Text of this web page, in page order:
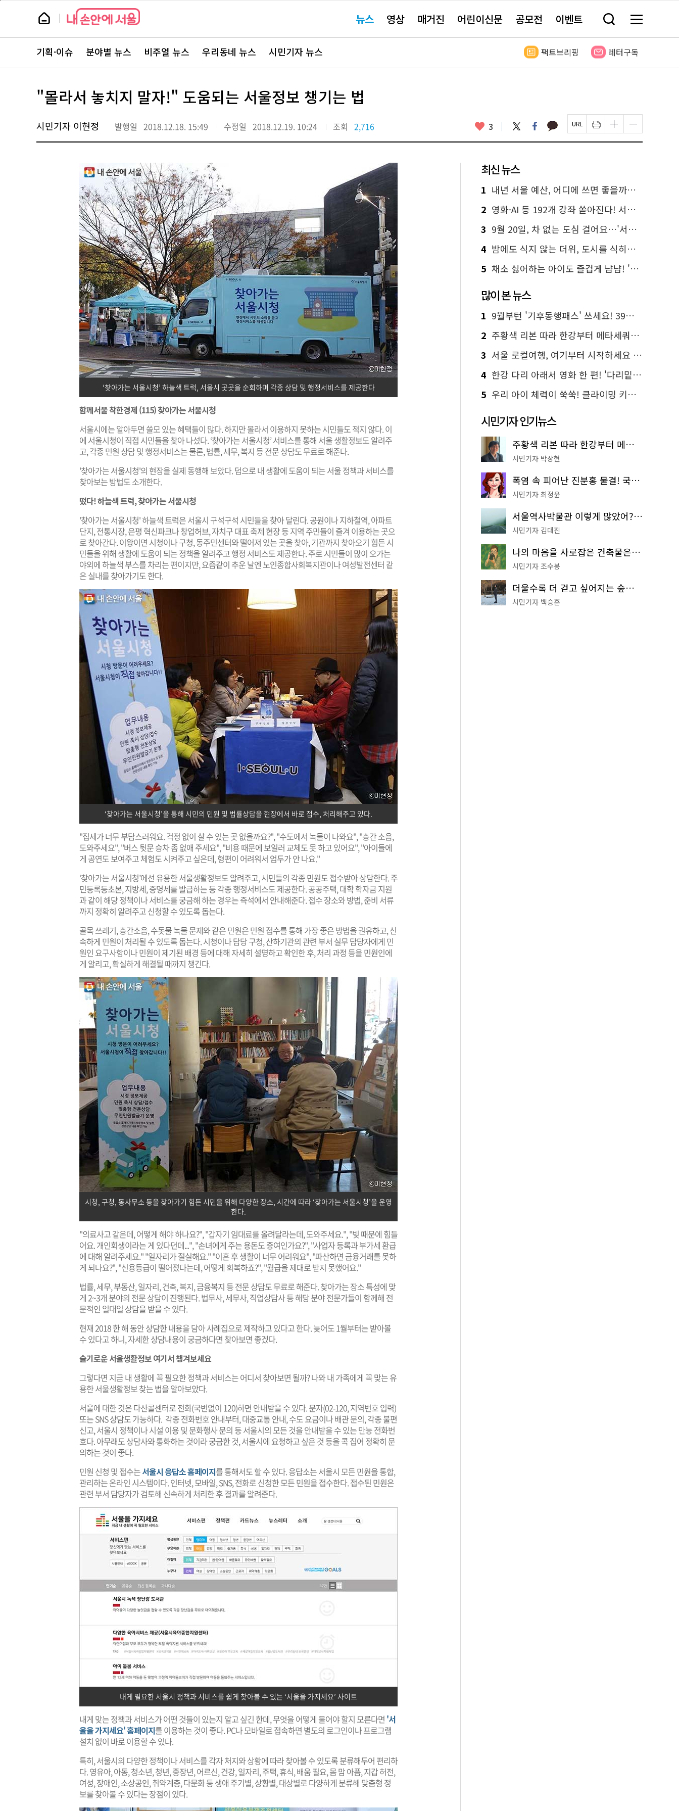
본
뉴
스 요뉴스 영상 매거진 어린이신문 공모전 이벤트 검
창
기
메
전
보
뉴
스
주
서
바
기획·이슈 분야별 뉴스 비주얼 뉴스 우리동네 뉴스 시민기자 뉴스 팩트브리핑 레터구독
"몰라서 놓치지 말자!" 도움되는 서울정보 챙기는 법
시민기자 이현정 발행일 2018.12.18. 15:49 수정일 2018.12.19. 10:24 조회 2,716 좋
요
3 트
위
터
페
이
스
카
카 페
이
지
인
쇄
하
글
자
크
하
기
글
자
크
하
‘찾아가는 서울시청’ 하늘색 트럭, 서울시 곳곳을 순회하며 각종 상담 및 행정서비스를 제공한다
함께서울 착한경제 (115) 찾아가는 서울시청
서울시에는 알아두면 쓸모 있는 혜택들이 많다. 하지만 몰라서 이용하지 못하는 시민들도 적지 않다. 이
에 서울시청이 직접 시민들을 찾아 나섰다. ‘찾아가는 서울시청’ 서비스를 통해 서울 생활정보도 알려주
고, 각종 민원 상담 및 행정서비스는 물론, 법률, 세무, 복지 등 전문 상담도 무료로 해준다.
'찾아가는 서울시청'의 현장을 실제 동행해 보았다. 덤으로 내 생활에 도움이 되는 서울 정책과 서비스를
찾아보는 방법도 소개한다.
​떴다! 하늘색 트럭, 찾아가는 서울시청​
'찾아가는 서울시청' 하늘색 트럭은 서울시 구석구석 시민들을 찾아 달린다. 공원이나 지하철역, 아파트
단지, 전통시장, 은평 혁신파크나 창업허브, 자치구 대표 축제 현장 등 지역 주민들이 즐겨 이용하는 곳으
로 찾아간다. 이왕이면 시청이나 구청, 동주민센터와 떨어져 있는 곳을 찾아, 기관까지 찾아오기 힘든 시
민들을 위해 생활에 도움이 되는 정책을 알려주고 행정 서비스도 제공한다. 주로 시민들이 많이 오가는
야외에 하늘색 부스를 차리는 편이지만, 요즘같이 추운 날엔 노인종합사회복지관이나 여성발전센터 같
은 실내를 찾아가기도 한다. ​
‘찾아가는 서울시청’을 통해 시민의 민원 및 법률상담을 현장에서 바로 접수, 처리해주고 있다.
"집세가 너무 부담스러워요. 걱정 없이 살 수 있는 곳 없을까요?", "수도에서 녹물이 나와요", "층간 소음,
도와주세요", "버스 뒷문 승차 좀 없애 주세요", "비용 때문에 보일러 교체도 못 하고 있어요", "아이들에
게 공연도 보여주고 체험도 시켜주고 싶은데, 형편이 어려워서 엄두가 안 나요."​
‘찾아가는 서울시청’에선 유용한 서울생활정보도 알려주고, 시민들의 각종 민원도 접수받아 상담한다. 주
민등록등초본, 지방세, 증명세를 발급하는 등 각종 행정서비스도 제공한다. 공공주택, 대학 학자금 지원
과 같이 해당 정책이나 서비스를 궁금해 하는 경우는 즉석에서 안내해준다. 접수 장소와 방법, 준비 서류
까지 정확히 알려주고 신청할 수 있도록 돕는다.
​​골목 쓰레기, 층간소음, 수돗물 녹물 문제와 같은 민원은 민원 접수를 통해 가장 좋은 방법을 권유하고, 신
속하게 민원이 처리될 수 있도록 돕는다. 시청이나 담당 구청, 산하기관의 관련 부서 실무 담당자에게 민
원인 요구사항이나 민원이 제기된 배경 등에 대해 자세히 설명하고 확인한 후, 처리 과정 등을 민원인에
게 알리고, 확실하게 해결될 때까지 챙긴다.
시청, 구청, 동사무소 등을 찾아가기 힘든 시민을 위해 다양한 장소, 시간에 따라 ‘찾아가는 서울시청’을 운영
한다.
"의료사고 같은데, 어떻게 해야 하나요?", "갑자기 임대료를 올려달라는데, 도와주세요.", "빚 때문에 힘들
어요. 개인회생이라는 게 있다던데...", "손녀에게 주는 용돈도 증여인가요?", "사업자 등록과 부가세 환급
에 대해 알려주세요." "일자리가 절실해요." "이혼 후 생활이 너무 어려워요", "파산하면 금융거래를 못하
게 되나요?", "신용등급이 떨어졌다는데, 어떻게 회복하죠?", "월급을 제대로 받지 못했어요."
​법률, 세무, 부동산, 일자리, 건축, 복지, 금융복지 등 전문 상담도 무료로 해준다. 찾아가는 장소 특성에 맞
게 2~3개 분야의 전문 상담이 진행된다. 법무사, 세무사, 직업상담사 등 해당 분야 전문가들이 함께해 전
문적인 일대일 상담을 받을 수 있다.
현재 2018 한 해 동안 상담한 내용을 담아 사례집으로 제작하고 있다고 한다. 늦어도 1월부터는 받아볼
수 있다고 하니, 자세한 상담내용이 궁금하다면 찾아보면 좋겠다.
슬기로운 서울생활정보 여기서 챙겨보세요
​그렇다면 지금 내 생활에 꼭 필요한 정책과 서비스는 어디서 찾아보면 될까? 나와 내 가족에게 꼭 맞는 유
용한 서울생활정보 찾는 법을 알아보았다.​
​서울에 대한 것은 다산콜센터로 전화(국번없이 120)하면 안내받을 수 있다. 문자(02-120, 지역번호 입력)
또는 SNS 상담도 가능하다. 각종 전화번호 안내부터, 대중교통 안내, 수도 요금이나 배관 문의, 각종 불편
신고, 서울시 정책이나 시설 이용 및 문화행사 문의 등 서울시의 모든 것을 안내받을 수 있는 만능 전화번
호다. 아무래도 상담사와 통화하는 것이라 궁금한 것, 서울시에 요청하고 싶은 것 등을 콕 집어 정확히 문
의하는 것이 좋다.​
​민원 신청 및 접수는서울시 응답소 홈페이지를 통해서도 할 수 있다. 응답소는 서울시 모든 민원을 통합,
관리하는 온라인 시스템이다. 인터넷, 모바일, SNS, 전화로 신청한 모든 민원을 접수한다. 접수된 민원은
관련 부서 담당자가 검토해 신속하게 처리한 후 결과를 알려준다.​​
내게 필요한 서울시 정책과 서비스를 쉽게 찾아볼 수 있는 ‘서울을 가지세요’ 사이트
​내게 맞는 정책과 서비스가 어떤 것들이 있는지 알고 싶긴 한데, 무엇을 어떻게 물어야 할지 모른다면 '서
울을 가지세요' 홈페이지를 이용하는 것이 좋다. ​​PC나 모바일로 접속하면 별도의 로그인이나 프로그램
설치 없이 바로 이용할 수 있다.
특히, 서울시의 다양한 정책이나 서비스를 각자 처지와 상황에 따라 찾아볼 수 있도록 분류해두어 편리하
다. 영유아, 아동, 청소년, 청년, 중장년, 어르신, 건강, 일자리, 주택, 휴식, 배움 필요, 몸 맘 아픔, 지갑 허전,
여성, 장애인, 소상공인, 취약계층, 다문화 등 생애 주기별, 상황별, 대상별로 다양하게 분류해 맞춤형 정
보를 찾아볼 수 있다는 장점이 있다.​
최신 뉴스
1 내년 서울 예산, 어디에 쓰면 좋을까요? 온라인 투표
2 영화·AI 등 192개 강좌 쏟아진다! 서울시민대학 선착순 신청
3 9월 20일, 차 없는 도심 걸어요…'서울 걷자 페스티벌' 선착순 5천명
4 밤에도 식지 않는 더위, 도시를 식히는 시원한 해법은?
5 채소 싫어하는 아이도 즐겁게 냠냠! '찾아가는 서울시 식생활 교육' 현장
많이 본 뉴스
1 9월부턴 '기후동행패스' 쓰세요! 39세까지 청년 혜택
2 주황색 리본 따라 한강부터 메타세쿼이아 숲길까지…서울둘레길 15코스
3 서울 로컬여행, 여기부터 시작하세요 '서울에디션25'
4 한강 다리 아래서 영화 한 편! '다리밑 영화관' 무료 상영
5 우리 아이 체력이 쑥쑥! 클라이밍 키즈카페·어린이 체력장
시민기자 인기뉴스
주황색 리본 따라 한강부터 메타세쿼이아 숲길까지…서울둘레길 15코스
시민기자 박상현
폭염 속 피어난 진분홍 물결! 국립중앙박물관 배롱나무 명소
시민기자 최정윤
서울역사박물관 이렇게 많았어? 주말마다 한 곳씩 떠나는 역사 산책
시민기자 김대진
나의 마음을 사로잡은 건축물은? '서울시 건축상' 수상작 공개!
시민기자 조수봉
더울수록 더 걷고 싶어지는 숲길! 서울둘레길 '아차산 코스'
시민기자 백승훈
페